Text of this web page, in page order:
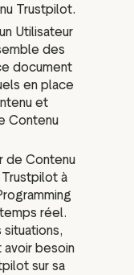
Trustpilot.
Utilisateur
des
document
en place
et
Contenu
de Contenu
à
réel.
situations,
besoin
sur sa